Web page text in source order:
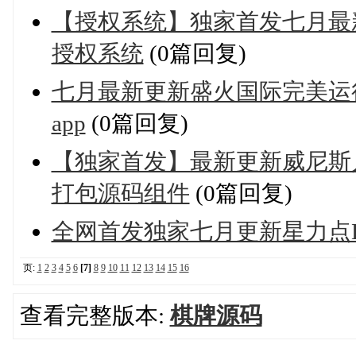
【授权系统】独家首发七月
授权系统(0篇回复)
七月最新更新盛火国际完美
app (0篇回复)
【独家首发】最新更新威尼
打包源码组件 (0篇回复)
全网首发独家七月更新星力
页: 1 2 3 4 5 6 [7] 8 9 10 11 12 13 14 15 16
查看完整版本: 棋牌源码